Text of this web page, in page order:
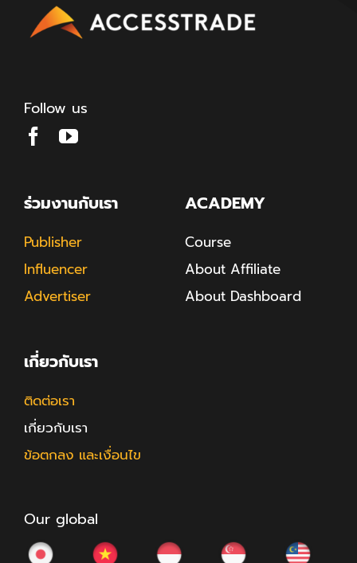
Follow us
ร่วมงานกับเรา
Publisher
Influencer
Advertiser
ACADEMY
Course
About Affiliate
About Dashboard
เกี่ยวกับเรา
ติดต่อเรา
เกี่ยวกับเรา
ข้อตกลง และเงื่อนไข
Our global